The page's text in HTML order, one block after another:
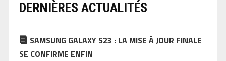
DERNIÈRES ACTUALITÉS
SAMSUNG GALAXY S23 : LA MISE À JOUR FINALE
SE CONFIRME ENFIN